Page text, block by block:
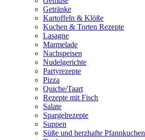
Getränke
Kartoffeln & Klöße
Kuchen & Torten Rezepte
Lasagne
Marmelade
Nachspeisen
Nudelgerichte
Partyrezepte
Pizza
Quiche/Taart
Rezepte mit Fisch
Salate
Spargelrezepte
Suppen
Süße und herzhafte Pfannkuchen